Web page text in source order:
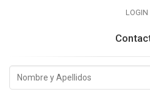
LOGIN
Nombre